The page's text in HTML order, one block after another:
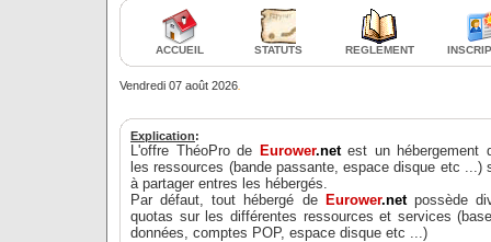
ACCUEIL STATUTS REGLEMENT
Vendredi 07 août 2026
Explication:
L'offre ThéoPro de Eurower.netest un hébergement
les ressources (bande passante, espace disque etc ...)
à partager entres les hébergés.
Par défaut, tout hébergé de Eurower.netpossède
quotas sur les différentes ressources et services
données, comptes POP, espace disque etc ...)